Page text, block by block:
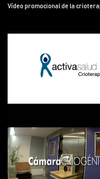
Vídeo promocional de la